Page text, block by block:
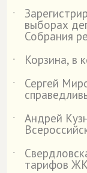
˙
выборах
Собрания
˙
Корзина, в
˙
Сергей
˙
Андрей
˙
тарифов